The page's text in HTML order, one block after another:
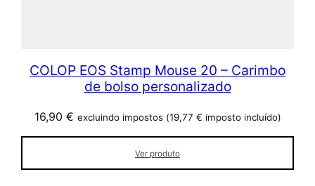
COLOP EOS Stamp Mouse 20 – Carimbo
de bolso personalizado
16,90 € excluindo impostos (19,77 € imposto incluído)
Ver produto